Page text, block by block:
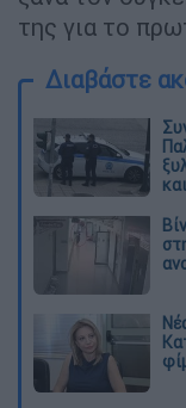
της για το
Διαβάστε